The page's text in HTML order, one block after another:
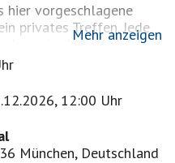
vorgeschlagene
privates Treffen. Jede
mir als Initiator des
für alle
Vermögens-schäden,
können. Teilnehmer
eigene Gefahr teil .
mit jeder Anmeldung
Mehr anzeigen
12:00 Uhr
München, Deutschland